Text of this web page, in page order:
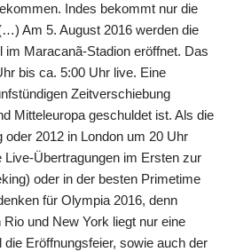
Indes bekommt nur die
Am 5. August 2016 werden die
Maracanã-Stadion eröffnet. Das
bis ca. 5:00 Uhr live. Eine
Zeitverschiebung
Mitteleuropa geschuldet ist. Als die
oder 2012 in London um 20 Uhr
Übertragungen im Ersten zur
oder in der besten Primetime
für Olympia 2016, denn
und New York liegt nur eine
Eröffnungsfeier, sowie auch der